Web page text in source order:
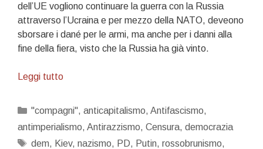
dell’UE vogliono continuare la guerra con la Russia
attraverso l’Ucraina e per mezzo della NATO, deveono
sborsare i dané per le armi, ma anche per i danni alla
fine della fiera, visto che la Russia ha già vinto.
Leggi tuttoRossobruni
sarete
voi…
Categorie
"compagni", anticapitalismo, Antifascismo,
antimperialismo, Antirazzismo, Censura, democrazia
Tag
dem, Kiev, nazismo, PD, Putin, rossobrunismo,